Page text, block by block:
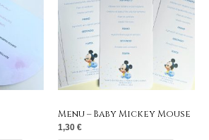
Menu – Baby Mickey Mouse
1,30 €